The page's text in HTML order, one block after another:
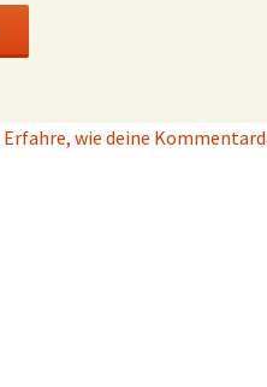
Erfahre, wie deine